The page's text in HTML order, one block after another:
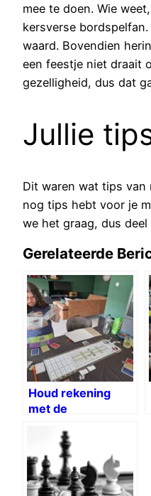
mee te doen. Wie
kersverse
waard. Bovendien
een feestje niet draait
gezelligheid, dus dat
Jullie
Dit waren wat tips van
nog tips hebt voor je
we het graag, dus
Gerelateerde
Houd rekening
met de